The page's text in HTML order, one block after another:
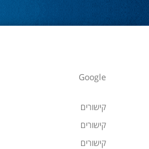
Google
קישורים
קישורים
קישורים